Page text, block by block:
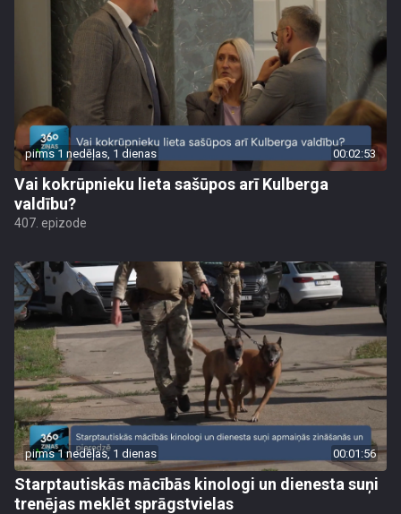
pirms 1 nedēļas, 1 dienas 00:02:53
Vai kokrūpnieku lieta sašūpos arī Kulberga
valdību?
407. epizode
pirms 1 nedēļas, 1 dienas 00:01:56
Starptautiskās mācībās kinologi un dienesta suņi
trenējas meklēt sprāgstvielas